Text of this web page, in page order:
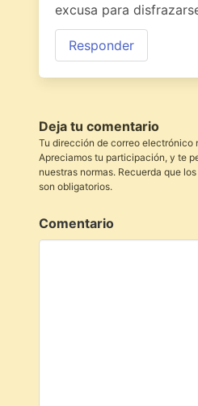
excusa para
Responder
Deja tu comentario
Tu dirección de correo electrónico
Apreciamos tu participación, y te
nuestras normas. Recuerda que
son obligatorios.
Comentario